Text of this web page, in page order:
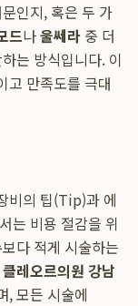
인지, 혹은 두 가
드나울쎄라 중 더
는 방식입니다. 이
고 만족도를 극대
비의 팁(Tip)과 에
는 비용 절감을 위
다 적게 시술하는
클레오르의원 강남
, 모든 시술에